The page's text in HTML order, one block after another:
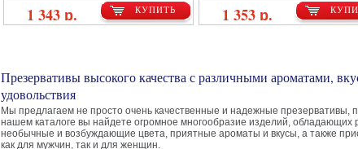
КУПИТЬ
1 343 р. 1 353 р.
Презервативы высокого качества с различными ароматами,
удовольствия
Мы предлагаем не просто очень качественные и надежные презервативы,
нашем каталоге вы найдете огромное многообразие изделий, обладающих
необычные и возбуждающие цвета, приятные ароматы и вкусы, а также
как для мужчин, так и для женщин.